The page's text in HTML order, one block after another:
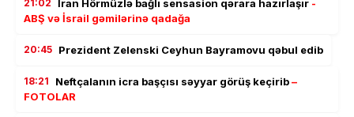
21:02 İran Hörmüzlə bağlı sensasion qərara hazırlaşır -
ABŞ və İsrail gəmilərinə qadağa
20:45 Prezident Zelenski Ceyhun Bayramovu qəbul edib
18:21 Neftçalanın icra başçısı səyyar görüş keçirib–
FOTOLAR